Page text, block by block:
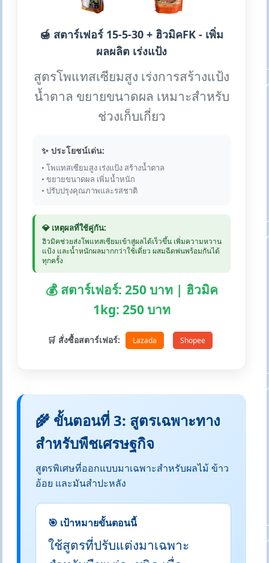
🍯 สตาร์เฟอร์ 15-5-30 + ฮิวมิคFK - เพิ่ม
ผลผลิต เร่งแป้ง
สูตรโพแทสเซียมสูง เร่งการสร้างแป้ง
น้ำตาล ขยายขนาดผล เหมาะสำหรับ
ช่วงเก็บเกี่ยว
✨ ประโยชน์เด่น:
• โพแทสเซียมสูง เร่งแป้ง สร้างน้ำตาล
• ขยายขนาดผล เพิ่มน้ำหนัก
• ปรับปรุงคุณภาพและรสชาติ
💎 เหตุผลที่ใช้คู่กัน:
ฮิวมิคช่วยส่งโพแทสเซียมเข้าสู่ผลได้เร็วขึ้น เพิ่มความหวาน
แป้ง และน้ำหนักผลมากกว่าใช้เดี่ยว ผสมฉีดพ่นพร้อมกันได้
ทุกครั้ง
💰 สตาร์เฟอร์: 250 บาท | ฮิวมิค
1kg: 250 บาท
🛒 สั่งซื้อสตาร์เฟอร์: Lazada Shopee
🌾 ขั้นตอนที่ 3: สูตรเฉพาะทาง
สำหรับพืชเศรษฐกิจ
สูตรพิเศษที่ออกแบบมาเฉพาะสำหรับผลไม้ ข้าว
อ้อย และมันสำปะหลัง
🎯 เป้าหมายขั้นตอนนี้
ใช้สูตรที่ปรับแต่งมาเฉพาะ